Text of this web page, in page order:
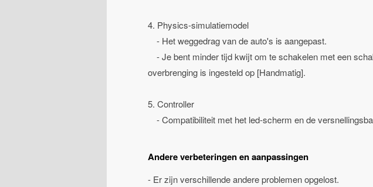
4. Physics-simulatiemodel
- Het weggedrag van de auto's is aangepast.
- Je bent minder tijd kwijt om te schakelen met een
overbrenging is ingesteld op [Handmatig].
5. Controller
- Compatibiliteit met het led-scherm en de
Andere verbeteringen en aanpassingen
- Er zijn verschillende andere problemen opgelost.